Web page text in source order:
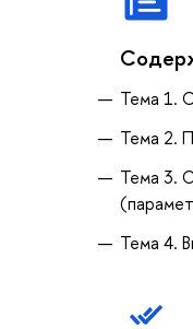
Тема 1.
Тема 2.
Тема 3.
Тема 4.